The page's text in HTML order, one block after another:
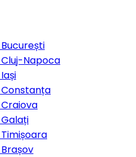
București
Cluj-Napoca
Iași
Constanța
Craiova
Galați
Timișoara
Brașov